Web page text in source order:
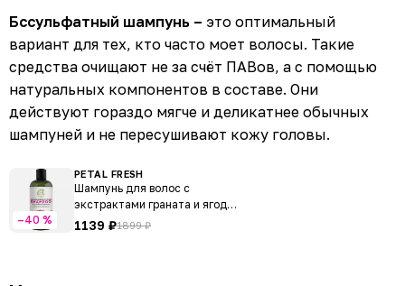
Бссульфатный шампунь – это оптимальный
вариант для тех, кто часто моет волосы. Такие
средства очищают не за счёт ПАВов, а с помощью
натуральных компонентов в составе. Они
действуют гораздо мягче и деликатнее обычных
шампуней и не пересушивают кожу головы.
–40 %
PETAL FRESH
Шампунь для волос с
экстрактами граната и ягод
асаи
1139 ₽1899 ₽